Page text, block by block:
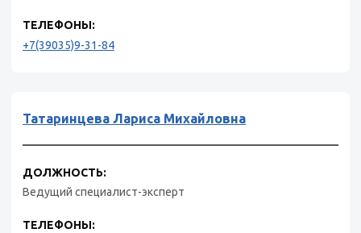
ТЕЛЕФОНЫ:
+7(39035)9-31-84
Татаринцева Лариса Михайловна
ДОЛЖНОСТЬ:
Ведущий специалист-эксперт
ТЕЛЕФОНЫ: